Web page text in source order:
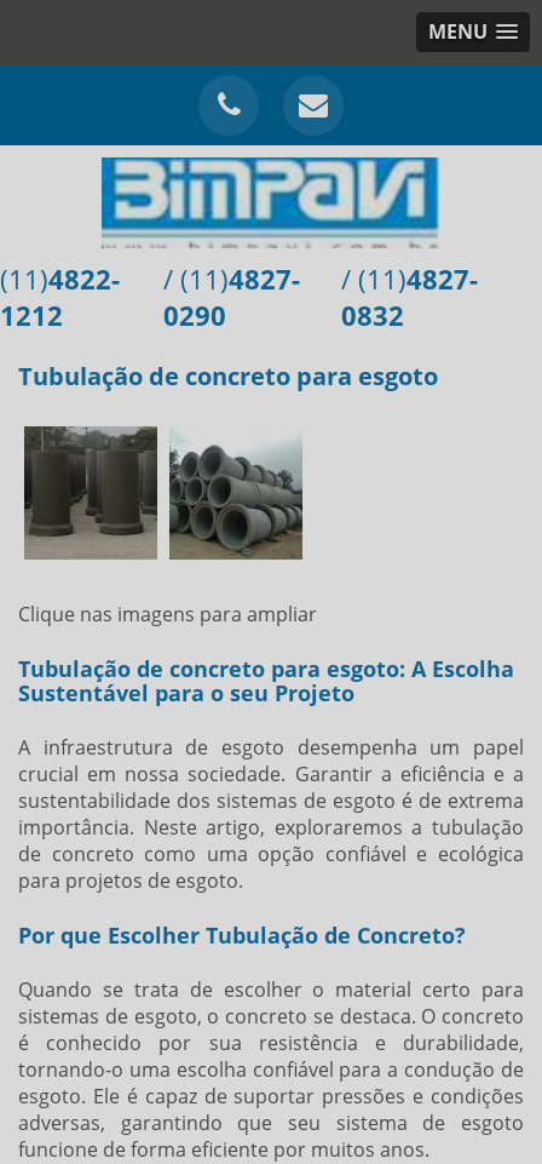
MENU
(11)4822-
1212
/ (11)4827-
0290
/ (11)4827-
0832
Tubulação de concreto para esgoto
Clique nas imagens para ampliar
Tubulação de concreto para esgoto: A Escolha
Sustentável para o seu Projeto
A infraestrutura de esgoto desempenha um papel
crucial em nossa sociedade. Garantir a eficiência e a
sustentabilidade dos sistemas de esgoto é de extrema
importância. Neste artigo, exploraremos a tubulação
de concreto como uma opção confiável e ecológica
para projetos de esgoto.
Por que Escolher Tubulação de Concreto?
Quando se trata de escolher o material certo para
sistemas de esgoto, o concreto se destaca. O concreto
é conhecido por sua resistência e durabilidade,
tornando-o uma escolha confiável para a condução de
esgoto. Ele é capaz de suportar pressões e condições
adversas, garantindo que seu sistema de esgoto
funcione de forma eficiente por muitos anos.